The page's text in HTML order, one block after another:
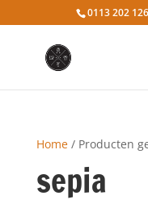
0113 202 126
Home/ Producten
sepia